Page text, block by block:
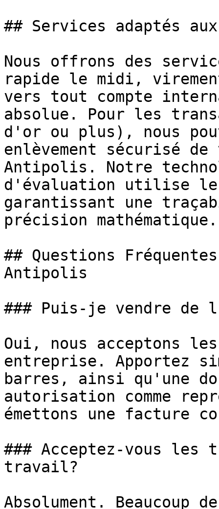
## Services adaptés
Nous offrons des
rapide le midi,
vers tout compte
absolue. Pour les
d'or ou plus), nous
enlèvement sécurisé
Antipolis. Notre
d'évaluation utilise
garantissant une
précision mathématique.
## Questions
Antipolis
### Puis-je vendre de
Oui, nous acceptons
entreprise. Apportez
barres, ainsi qu'une
autorisation comme
émettons une facture
### Acceptez-vous les
travail?
Absolument. Beaucoup